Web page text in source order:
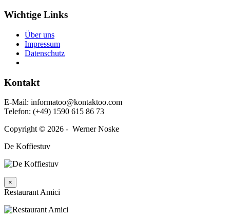
Wichtige Links
Über uns
Impressum
Daten­schutz
Kontakt
E‑Mail: informatoo@kontaktoo.com
Telefon: (+49) 1590 615 86 73
Copyright © 2026 - Werner Noske
De Koffiestuv
×
Restaurant Amici